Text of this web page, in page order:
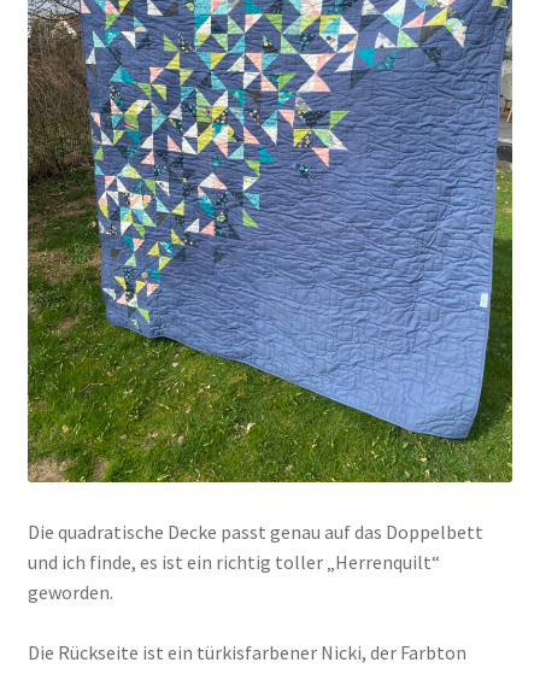
Die quadratische Decke passt genau auf das Doppelbett
und ich finde, es ist ein richtig toller „Herrenquilt“
geworden.
Die Rückseite ist ein türkisfarbener Nicki, der Farbton